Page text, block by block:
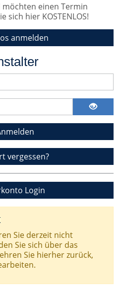
einen Termin
sich hier KOSTENLOS!
anmelden
vergessen?
Login
Sie derzeit nicht
Sie sich über das
Sie hierher zurück,